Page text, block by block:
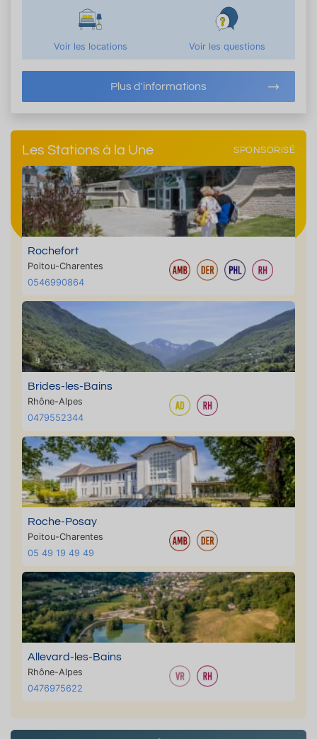
Voir les locations Voir les questions
Plus d'informations
Les Stations à la Une SPONSORISÉ
Rochefort
Poitou-Charentes
0546990864
Brides-les-Bains
Rhône-Alpes
0479552344
Roche-Posay
Poitou-Charentes
05 49 19 49 49
Allevard-les-Bains
Rhône-Alpes
0476975622